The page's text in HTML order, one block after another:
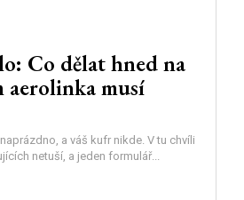
Co dělat hned na
aerolinka musí
a váš kufr nikde. V tu chvíli
netuší, a jeden formulář...